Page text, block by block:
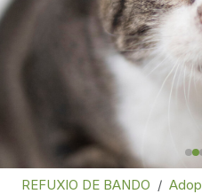
REFUXIO DE BANDO